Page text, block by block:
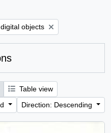
filter:objects
Table view
Direction: Descending